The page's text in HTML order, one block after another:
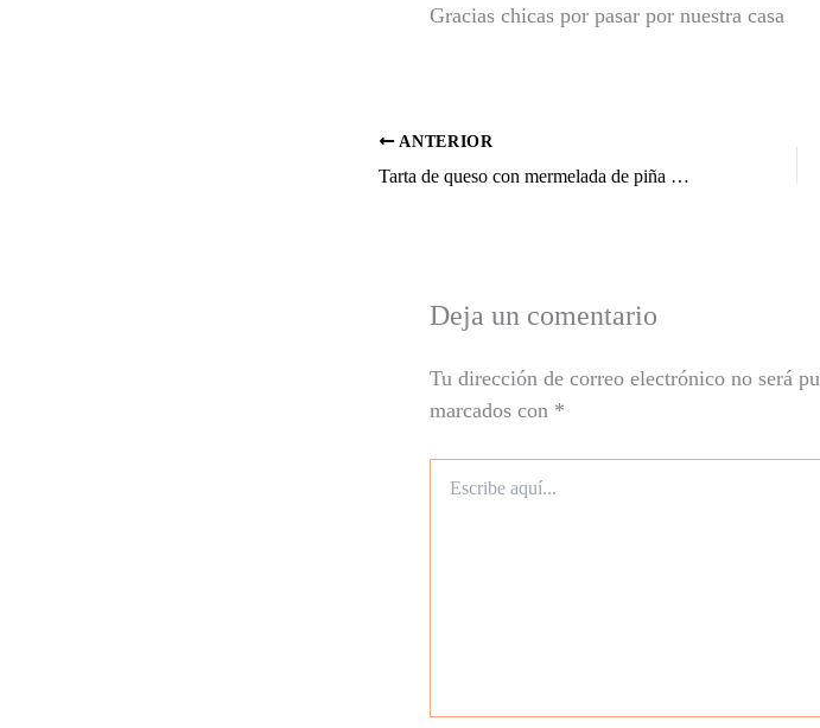
Gracias chicas por pasar por nuestra casa
ANTERIOR
Tarta de queso con mermelada de piña y coco
Deja un comentario
Tu dirección de correo electrónico no será
marcados con *
aquí...